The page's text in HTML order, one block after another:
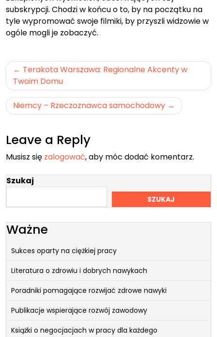
subskrypcji. Chodzi w końcu o to, by na początku na
tyle wypromować swoje filmiki, by przyszli widzowie w
ogóle mogli je zobaczyć.
Nawigacja
wpisu
Terakota Warszawa: Regionalne Akcenty w
Twoim Domu
Niemcy – Rzeczoznawca samochodowy
Leave a Reply
Musisz się zalogować, aby móc dodać komentarz.
Szukaj
SZUKAJ
Ważne
Sukces oparty na ciężkiej pracy
Literatura o zdrowiu i dobrych nawykach
Poradniki pomagające rozwijać zdrowe nawyki
Publikacje wspierające rozwój zawodowy
Książki o negocjacjach w pracy dla każdego